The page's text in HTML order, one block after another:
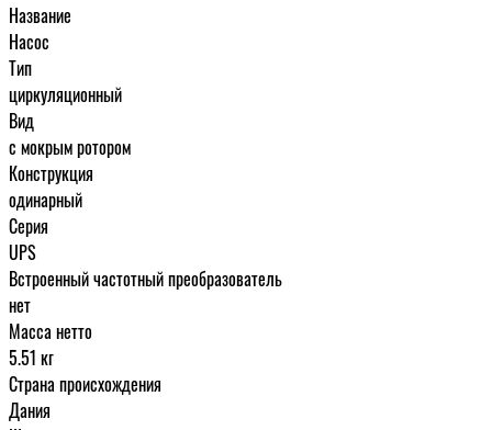
Название
Насос
Тип
циркуляционный
Вид
с мокрым ротором
Конструкция
одинарный
Серия
UPS
Встроенный частотный преобразователь
нет
Масса нетто
5.51 кг
Страна происхождения
Дания